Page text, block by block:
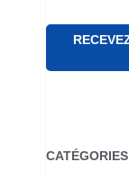
CATÉGORIES